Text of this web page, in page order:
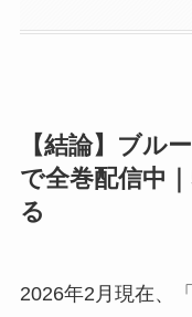
【結論】ブル
で全巻配信中
る
2026年2月現在、